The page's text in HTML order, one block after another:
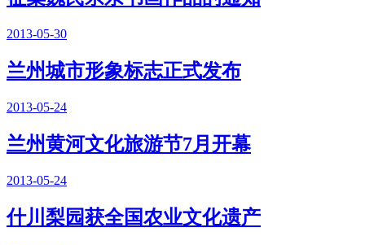
2013-05-30
兰州城市形象标志正式发布
2013-05-24
兰州黄河文化旅游节7月开幕
2013-05-24
什川梨园获全国农业文化遗产